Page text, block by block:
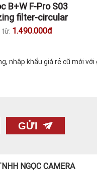
B+W F-Pro S03
filter-circular
từ: 1.490.000đ
nhập khẩu giá rẻ cũ mới
GỬI
NGỌC CAMERA